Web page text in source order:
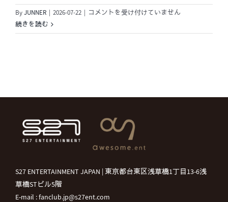
ByJUNNER 2026-07-22
9.
会
コメントを受け付けていません
続きを読む
S27 ENTERTAINMENT JAPAN | 東京都台東区浅草橋1丁目13-6浅
草橋STビル5階
E-mail : fanclub.jp@s27ent.com